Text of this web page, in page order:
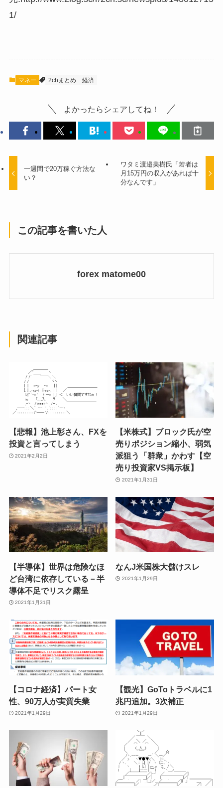
1/
マネー 2chまとめ 経済
よかったらシェアしてね！
一週間で20万稼ぐ方法な
い？
ワタミ渡邉美樹氏「若者は
月15万円の収入があれば十
分なんです」
この記事を書いた人
forex matome00
関連記事
【悲報】池上彰さん、FXを
投資と言ってしまう
2021年2月2日
【米株式】ブロック氏が空
売りポジション縮小、弱気
派狙う「群衆」かわす【空
売り投資家VS掲示板】
2021年1月31日
【半導体】世界は危険なほ
ど台湾に依存している－半
導体不足でリスク露呈
2021年1月31日
なんJ米国株大儲けスレ
2021年1月29日
【コロナ経済】パート女
性、90万人が実質失業
2021年1月29日
【観光】GoToトラベルに1
兆円追加。3次補正
2021年1月29日